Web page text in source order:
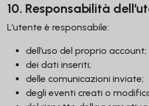
10. Responsabilità
L’utente è responsabile:
dell’uso del proprio account;
dei dati inseriti;
delle comunicazioni inviate;
degli eventi creati o